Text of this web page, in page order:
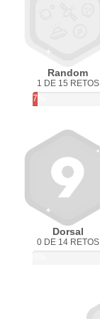
Random
1 DE 15 RETOS
7%
Dorsal
0 DE 14 RETOS